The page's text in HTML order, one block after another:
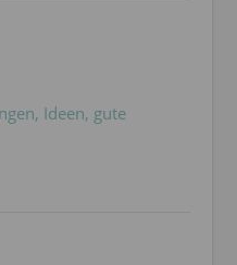
Ideen, gute